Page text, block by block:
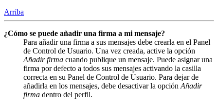
Arriba
¿Cómo se puede añadir una firma a mi mensaje?
Para añadir una firma a sus mensajes debe crearla en el Panel
de Control de Usuario. Una vez creada, active la opción
Añadir firma cuando publique un mensaje. Puede asignar una
firma por defecto a todos sus mensajes activando la casilla
correcta en su Panel de Control de Usuario. Para dejar de
añadirla en los mensajes, debe desactivar la opción Añadir
firma dentro del perfil.